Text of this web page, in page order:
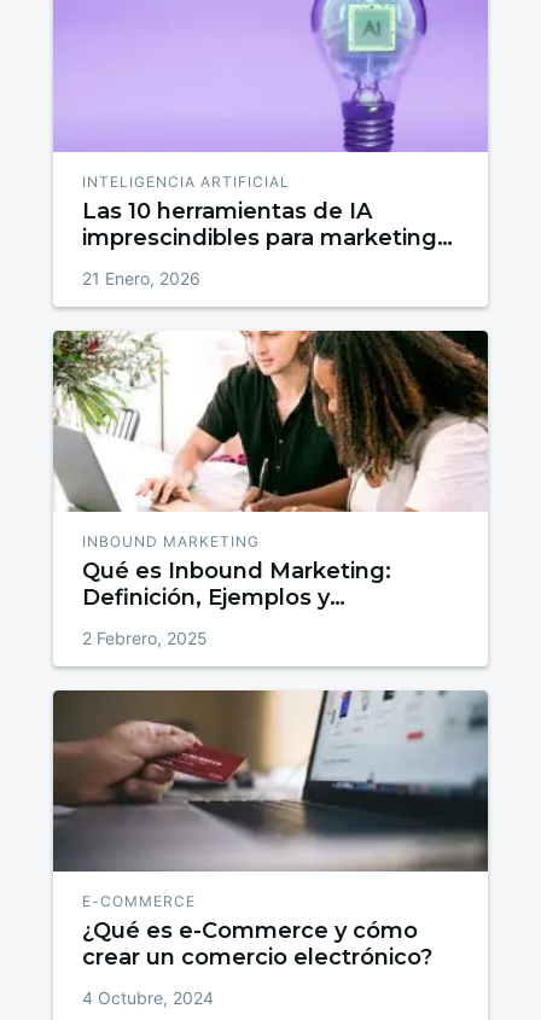
INTELIGENCIA ARTIFICIAL
Las 10 herramientas de IA
imprescindibles para marketing
21 Enero, 2026
INBOUND MARKETING
Qué es Inbound Marketing:
Definición, Ejemplos y
y Fidelizar
2 Febrero, 2025
E-COMMERCE
¿Qué es e-Commerce y cómo
crear un comercio electrónico?
4 Octubre, 2024